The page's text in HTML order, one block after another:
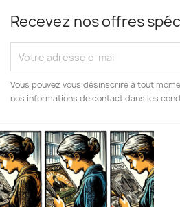
Recevez nos offres
Vous pouvez vous désinscrire à tout
nos informations de contact dans les